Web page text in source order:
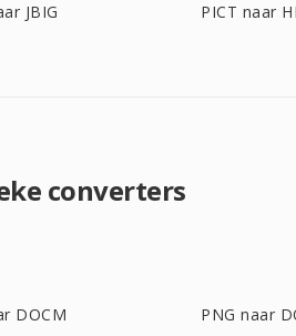
JBIG PICT naar
converters
DOCM PNG naar